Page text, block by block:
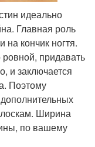
идеально
Главная роль
на кончик ногтя.
придавать
и заключается
Поэтому
Ширина
по вашему